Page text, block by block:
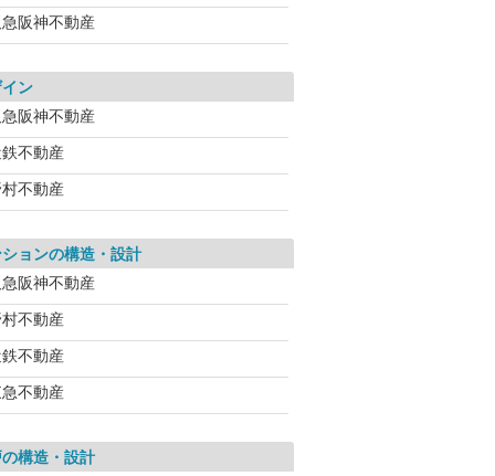
阪神不動産
ン
阪神不動産
不動産
不動産
ョンの構造・設計
阪神不動産
不動産
不動産
不動産
構造・設計